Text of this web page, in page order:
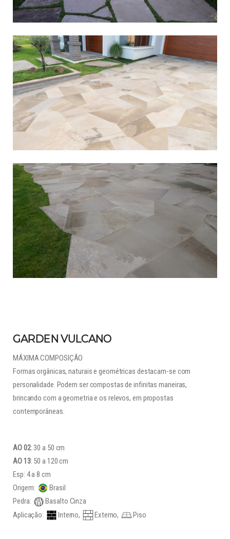
GARDEN VULCANO
MÁXIMA COMPOSIÇÃO
Formas orgânicas, naturais e geométricas destacam-se com
personalidade. Podem ser compostas de infinitas maneiras,
brincando com a geometria e os relevos, em propostas
contemporâneas.
AO 02: 30 a 50 cm
AO 13: 50 a 120 cm
Esp: 4 a 8 cm
Origem:
Brasil
Pedra:
Basalto Cinza
Aplicação:
Interno, Externo, Piso